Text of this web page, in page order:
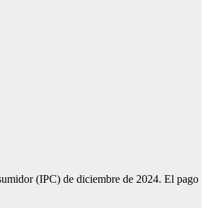
(IPC) de diciembre de 2024. El pago